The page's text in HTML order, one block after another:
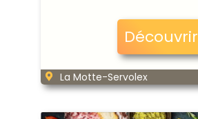
Découvrir
La Motte-Servolex